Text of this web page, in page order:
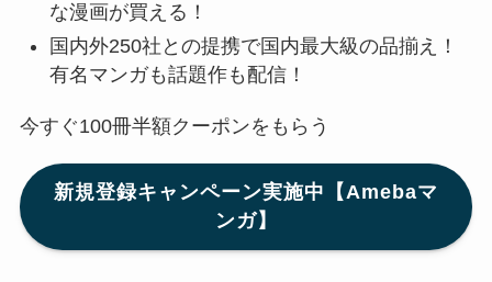
な漫画が買える！
国内外250社との提携で国内最大級の品揃え！
有名マンガも話題作も配信！
今すぐ100冊半額クーポンをもらう
新規登録キャンペーン実施中【Amebaマ
ンガ】